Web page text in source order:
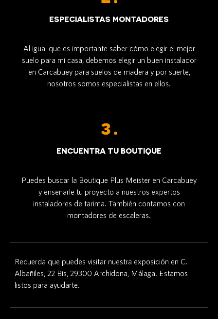
ESPECIALISTAS MONTADORES
Al igual que es importante saber cómo elegir el mejor
suelo para mi casa, debemos elegir un buen instalador
en Carcabuey para suelos de madera y por suerte,
nosotros somos especialistas en ellos.
ENCUENTRA TU BOUTIQUE
Puedes buscar la Boutique Plus Meister en Carcabuey
y enseñarle tu proyecto a nuestros expertos
instaladores de tarima. También contamos con
montadores de escaleras.
Recuerda que puedes visitar nuestra exposición en C.
Albañiles, 22 Bis, 29300 Archidona, Málaga. Estamos
listos para ayudarte.